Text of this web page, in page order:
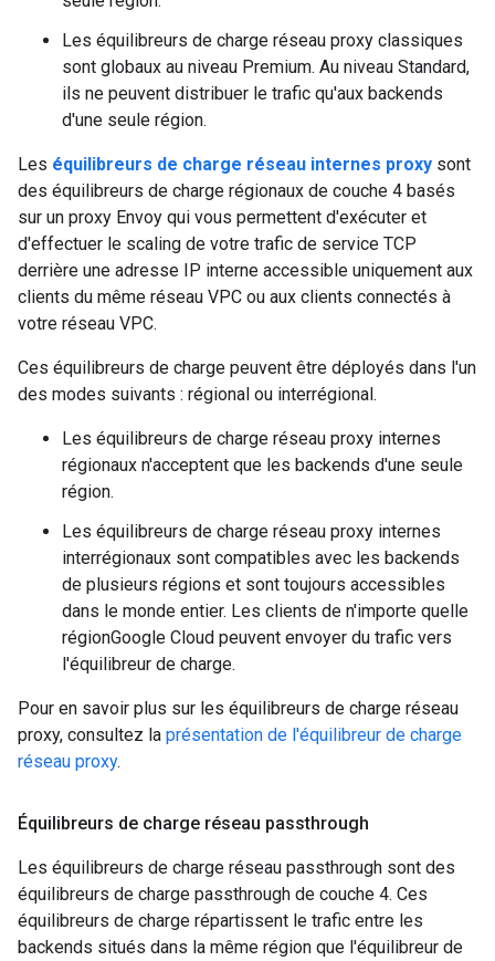
Les équilibreurs de charge réseau proxy classiques
sont globaux au niveau Premium. Au niveau Standard,
ils ne peuvent distribuer le trafic qu'aux backends
d'une seule région.
Les équilibreurs de charge réseau internes proxy sont
des équilibreurs de charge régionaux de couche 4 basés
sur un proxy Envoy qui vous permettent d'exécuter et
d'effectuer le scaling de votre trafic de service TCP
derrière une adresse IP interne accessible uniquement aux
clients du même réseau VPC ou aux clients connectés à
votre réseau VPC.
Ces équilibreurs de charge peuvent être déployés dans l'un
des modes suivants : régional ou interrégional.
Les équilibreurs de charge réseau proxy internes
régionaux n'acceptent que les backends d'une seule
région.
Les équilibreurs de charge réseau proxy internes
interrégionaux sont compatibles avec les backends
de plusieurs régions et sont toujours accessibles
dans le monde entier. Les clients de n'importe quelle
régionGoogle Cloud peuvent envoyer du trafic vers
l'équilibreur de charge.
Pour en savoir plus sur les équilibreurs de charge réseau
proxy, consultez la présentation de l'équilibreur de charge
réseau proxy.
Équilibreurs de charge réseau passthrough
Les équilibreurs de charge réseau passthrough sont des
équilibreurs de charge passthrough de couche 4. Ces
équilibreurs de charge répartissent le trafic entre les
backends situés dans la même région que l'équilibreur de